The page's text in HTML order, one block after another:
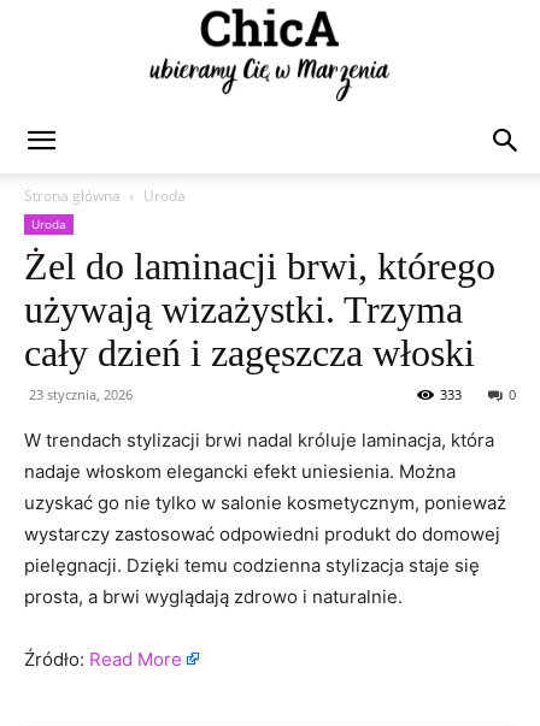
Strona główna
Uroda
Uroda
Żel do laminacji brwi, którego
używają wizażystki. Trzyma
cały dzień i zagęszcza włoski
23 stycznia, 2026 0
333
W trendach stylizacji brwi nadal króluje laminacja, która
nadaje włoskom elegancki efekt uniesienia. Można
uzyskać go nie tylko w salonie kosmetycznym, ponieważ
wystarczy zastosować odpowiedni produkt do domowej
pielęgnacji. Dzięki temu codzienna stylizacja staje się
prosta, a brwi wyglądają zdrowo i naturalnie.
Źródło: Read More